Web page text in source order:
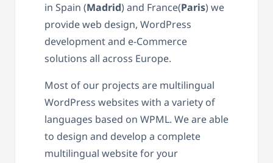
in Spain (Madrid) and France(Paris) we
provide web design, WordPress
development and e-Commerce
solutions all across Europe.
Most of our projects are multilingual
WordPress websites with a variety of
languages based on WPML. We are able
to design and develop a complete
multilingual website for your